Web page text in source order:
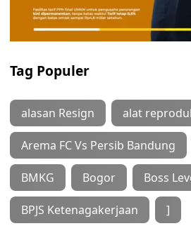
Tag Populer
alasan Resign alat
Arema FC Vs Persib Bandung
BMKG Bogor Boss
BPJS Ketenagakerjaan ]